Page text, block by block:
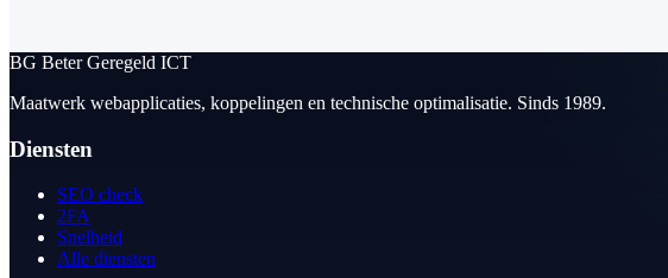
BG Beter Geregeld ICT
Maatwerk webapplicaties, koppelingen en technische optimalisatie. Sinds 1989.
Diensten
SEO check
2FA
Snelheid
Alle diensten